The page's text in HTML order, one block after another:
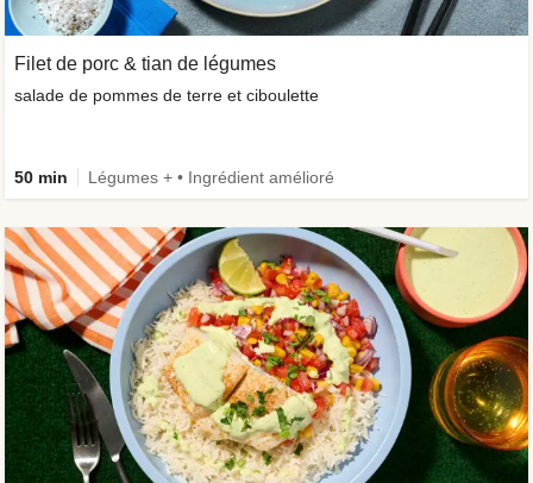
Filet de porc & tian de légumes
salade de pommes de terre et ciboulette
50 min Légumes + • Ingrédient amélioré